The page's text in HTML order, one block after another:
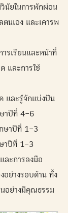
นัยในการพักผ่อน
นเอง และเคารพ
รเรียนและหน้าที่
และการใช้
และรู้จักแบ่งปัน
าปีที่ 4–6
ษาปีที่ 1–3
าปีที่ 1–3
ละการลงมือ
อย่างรอบด้าน ทั้ง
อย่างมีคุณธรรม